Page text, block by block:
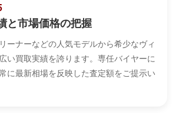
と市場価格の把握
ーナーなどの人気モデルから希少なヴィ
い買取実績を誇ります。専任バイヤーに
に最新相場を反映した査定額をご提示い